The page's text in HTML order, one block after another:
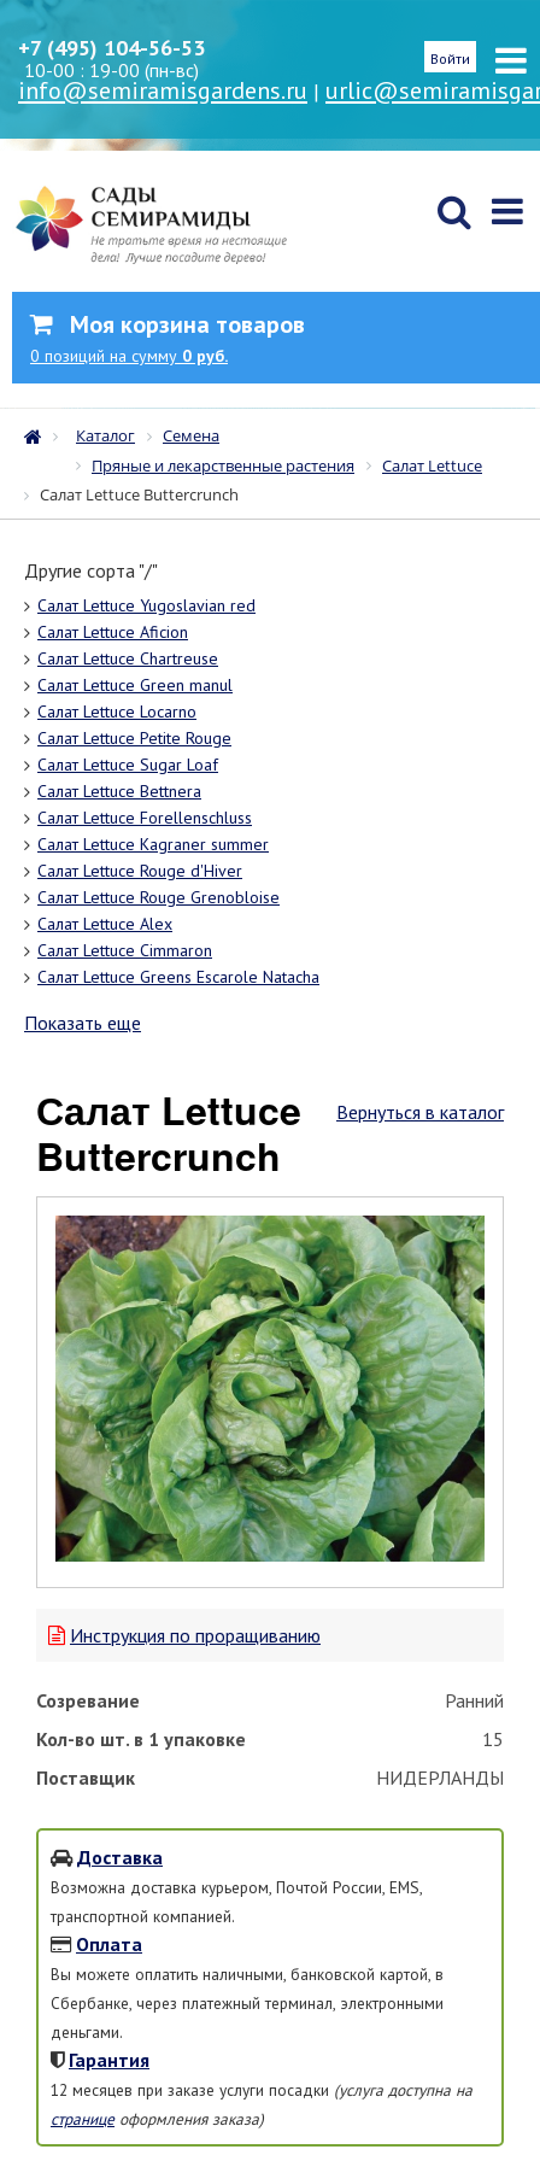
+7 (495) 104-56-53
10-00 : 19-00 (пн-вс)
info@semiramisgardens.ru |
Войти
Моя корзина товаров
0 позиций на сумму 0 руб.
Каталог
Семена
Пряные и лекарственные растения
Салат Lettuce
Салат Lettuce Buttercrunch
Другие сорта "/"
Салат Lettuce Yugoslavian red
Салат Lettuce Aficion
Салат Lettuce Chartreuse
Салат Lettuce Green manul
Салат Lettuce Locarno
Салат Lettuce Petite Rouge
Салат Lettuce Sugar Loaf
Салат Lettuce Bettnera
Салат Lettuce Forellenschluss
Салат Lettuce Kagraner summer
Салат Lettuce Rouge d'Hiver
Салат Lettuce Rouge Grenobloise
Салат Lettuce Alex
Салат Lettuce Cimmaron
Салат Lettuce Greens Escarole Natacha
Показать еще
Вернуться в каталог
Салат Lettuce
Buttercrunch
Инструкция по проращиванию
Созревание
Ранний
Кол-во шт. в 1 упаковке
15
Поставщик
НИДЕРЛАНДЫ
Доставка
Возможна доставка курьером, Почтой России, EMS,
транспортной компанией.
Оплата
Вы можете оплатить наличными, банковской картой, в
Сбербанке, через платежный терминал, электронными
деньгами.
Гарантия
12 месяцев при заказе услуги посадки (услуга доступна на
страницеоформления заказа)